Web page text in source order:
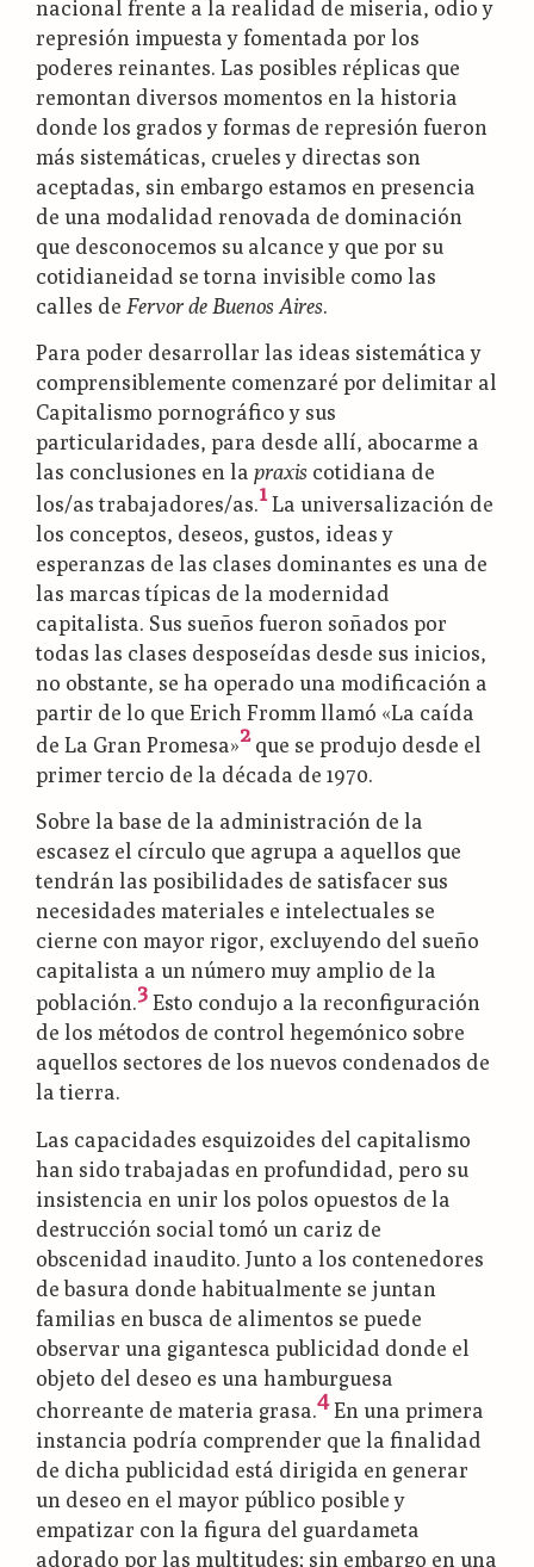
nacional frente a la realidad de miseria, odio y
represión impuesta y fomentada por los
poderes reinantes. Las posibles réplicas que
remontan diversos momentos en la historia
donde los grados y formas de represión fueron
más sistemáticas, crueles y directas son
aceptadas, sin embargo estamos en presencia
de una modalidad renovada de dominación
que desconocemos su alcance y que por su
cotidianeidad se torna invisible como las
calles de Fervor de Buenos Aires.
Para poder desarrollar las ideas sistemática y
comprensiblemente comenzaré por delimitar al
Capitalismo pornográfico y sus
particularidades, para desde allí, abocarme a
las conclusiones en lapraxis cotidiana de
los/as trabajadores/as.1La universalización de
los conceptos, deseos, gustos, ideas y
esperanzas de las clases dominantes es una de
las marcas típicas de la modernidad
capitalista. Sus sueños fueron soñados por
todas las clases desposeídas desde sus inicios,
no obstante, se ha operado una modificación a
partir de lo que Erich Fromm llamó «La caída
de La Gran Promesa»2que se produjo desde el
primer tercio de la década de 1970.
Sobre la base de la administración de la
escasez el círculo que agrupa a aquellos que
tendrán las posibilidades de satisfacer sus
necesidades materiales e intelectuales se
cierne con mayor rigor, excluyendo del sueño
capitalista a un número muy amplio de la
población.3Esto condujo a la reconfiguración
de los métodos de control hegemónico sobre
aquellos sectores de los nuevos condenados de
la tierra.
Las capacidades esquizoides del capitalismo
han sido trabajadas en profundidad, pero su
insistencia en unir los polos opuestos de la
destrucción social tomó un cariz de
obscenidad inaudito. Junto a los contenedores
de basura donde habitualmente se juntan
familias en busca de alimentos se puede
observar una gigantesca publicidad donde el
objeto del deseo es una hamburguesa
chorreante de materia grasa.4En una primera
instancia podría comprender que la finalidad
de dicha publicidad está dirigida en generar
un deseo en el mayor público posible y
empatizar con la figura del guardameta
adorado por las multitudes; sin embargo en una